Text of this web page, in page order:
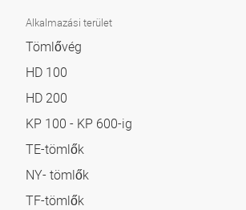
Alkalmazási terület
Tömlővég
HD 100
HD 200
KP 100 - KP 600-ig
TE-tömlők
NY- tömlők
TF-tömlők